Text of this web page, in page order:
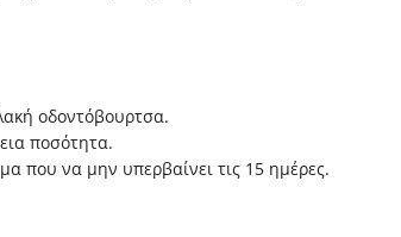
οδοντόβουρτσα.
ποσότητα.
που να μην υπερβαίνει τις 15 ημέρες.